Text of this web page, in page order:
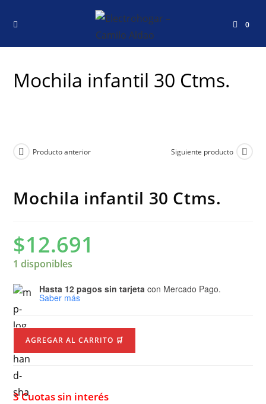
0
Mochila infantil 30 Ctms.
Producto anterior Siguiente producto
Mochila infantil 30 Ctms.
$12.691
1 disponibles
Hasta 12 pagos sin tarjeta con Mercado Pago.
Saber más
AGREGAR AL CARRITO 🛒
3 Cuotas sin interés